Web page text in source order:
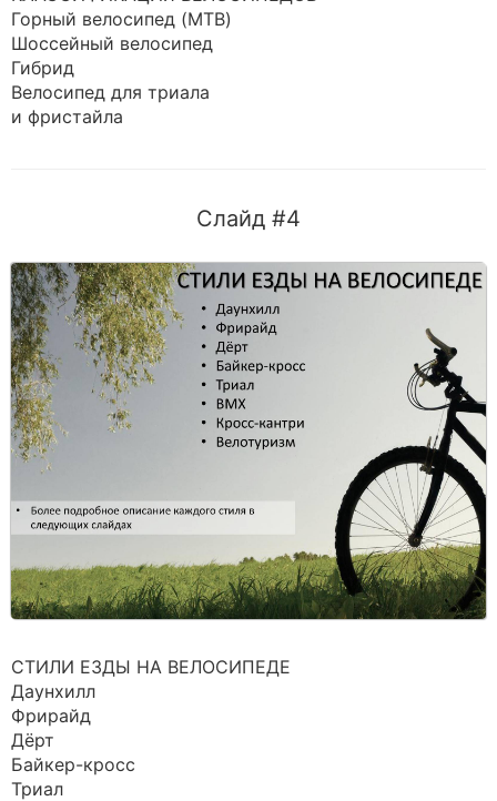
Горный велосипед (MTB)
Шоссейный велосипед
Гибрид
Велосипед для триала
и фристайла
Слайд #4
СТИЛИ ЕЗДЫ НА ВЕЛОСИПЕДЕ
Даунхилл
Фрирайд
Дёрт
Байкер-кросс
Триал